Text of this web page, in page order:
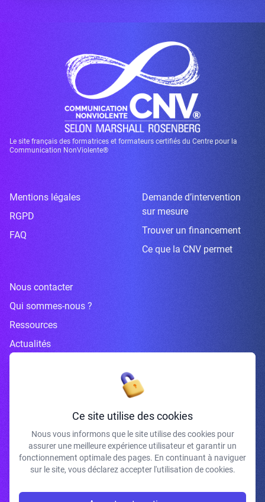
Le site français des formatrices et formateurs certifiés du Centre pour la
Communication NonViolente®
Mentions légales
RGPD
FAQ
Demande d’intervention
sur mesure
Trouver un financement
Ce que la CNV permet
Nous contacter
Qui sommes-nous ?
Ressources
Actualités
Inscrivez-vous à la newsletter
J'accepte de recevoir vos e-mails et confirme avoir pris connaissance de
votre politique de confidentialité et mentions légales.
Ce site utilise des cookies
Nous vous informons que le site utilise des cookies pour
assurer une meilleure expérience utilisateur et garantir un
fonctionnement optimale des pages. En continuant à naviguer
sur le site, vous déclarez accepter l'utilisation de cookies.